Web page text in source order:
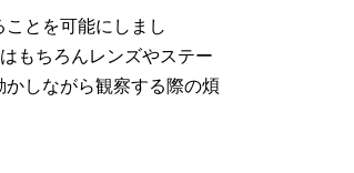
とを可能にしまし
もちろんレンズやステー
しながら観察する際の煩